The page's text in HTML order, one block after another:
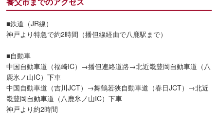
■鉄道（JR線）
神戸より特急で約2時間（播但線経由で八鹿駅まで）
■自動車
中国自動車道（福崎IC）→播但連絡道路→北近畿豊岡自動車道（八
鹿氷ノ山IC）下車
中国自動車道（吉川JCT）→舞鶴若狭自動車道（春日JCT）→北近
畿豊岡自動車道（八鹿氷ノ山IC）下車
神戸より約2時間